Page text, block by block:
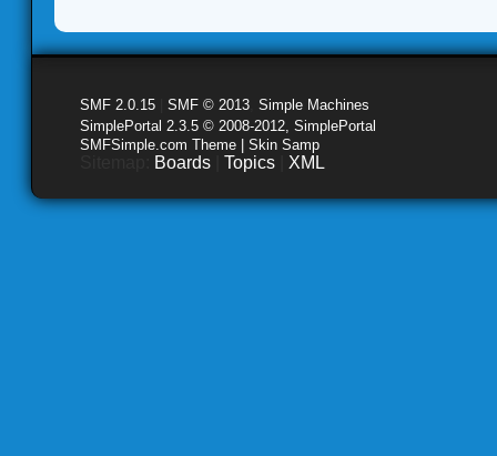
SMF 2.0.15 SMF © 2013 Simple Machines
SimplePortal 2.3.5 © 2008-2012, SimplePortal
SMFSimple.com Theme | Skin Samp
Boards Topics XML